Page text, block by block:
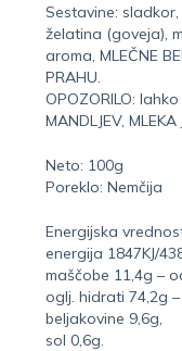
Sestavine: sladkor,
želatina (goveja),
aroma, MLEČNE
PRAHU.
OPOZORILO:
MANDLJEV, MLEKA
Neto: 100g
Poreklo: Nemčija
Energijska
energija 1847KJ/
maščobe 11,4g –
oglj. hidrati 74,2g
beljakovine 9,6g,
sol 0,6g.